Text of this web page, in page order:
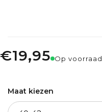
€19,95 Op voorraad
Maat kiezen